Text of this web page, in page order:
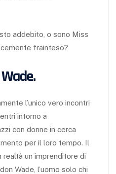
addebito, o sono Miss
frainteso?
l’unico vero incontri
intorno a
con donne in cerca
per il loro tempo. Il
un imprenditore di
Wade, l’uomo solo chi